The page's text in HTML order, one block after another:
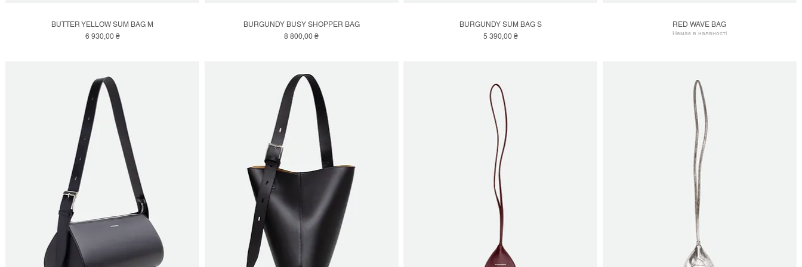
Швидкий перегляд
BUTTER YELLOW SUM BAG M
Ціна
6 930,00 ₴
Швидкий перегляд
BURGUNDY BUSY SHOPPER BAG
Ціна
8 800,00 ₴
Швидкий перегляд
BURGUNDY SUM BAG S
Ціна
5 390,00 ₴
Швидкий перегляд
RED WAVE BAG
Немає в наявності